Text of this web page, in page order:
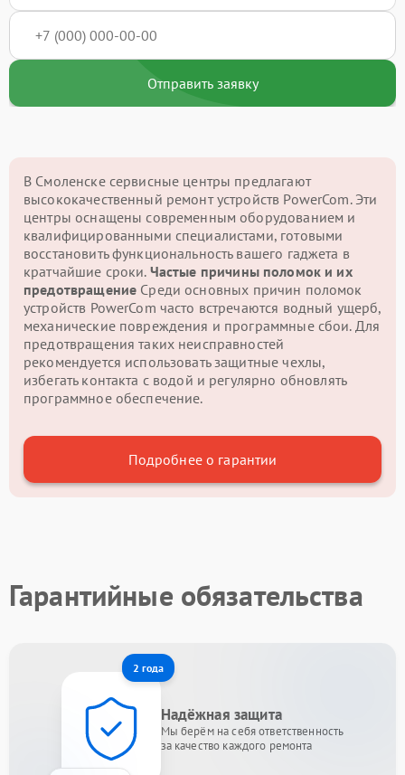
Отправить заявку
В Смоленске сервисные центры предлагают
высококачественный ремонт устройств PowerCom. Эти
центры оснащены современным оборудованием и
квалифицированными специалистами, готовыми
восстановить функциональность вашего гаджета в
кратчайшие сроки. Частые причины поломок и их
предотвращение Среди основных причин поломок
устройств PowerCom часто встречаются водный ущерб,
механические повреждения и программные сбои. Для
предотвращения таких неисправностей
рекомендуется использовать защитные чехлы,
избегать контакта с водой и регулярно обновлять
программное обеспечение.
Подробнее о гарантии
Гарантийные обязательства
2 года
Надёжная защита
Мы берём на себя ответственность
за качество каждого ремонта